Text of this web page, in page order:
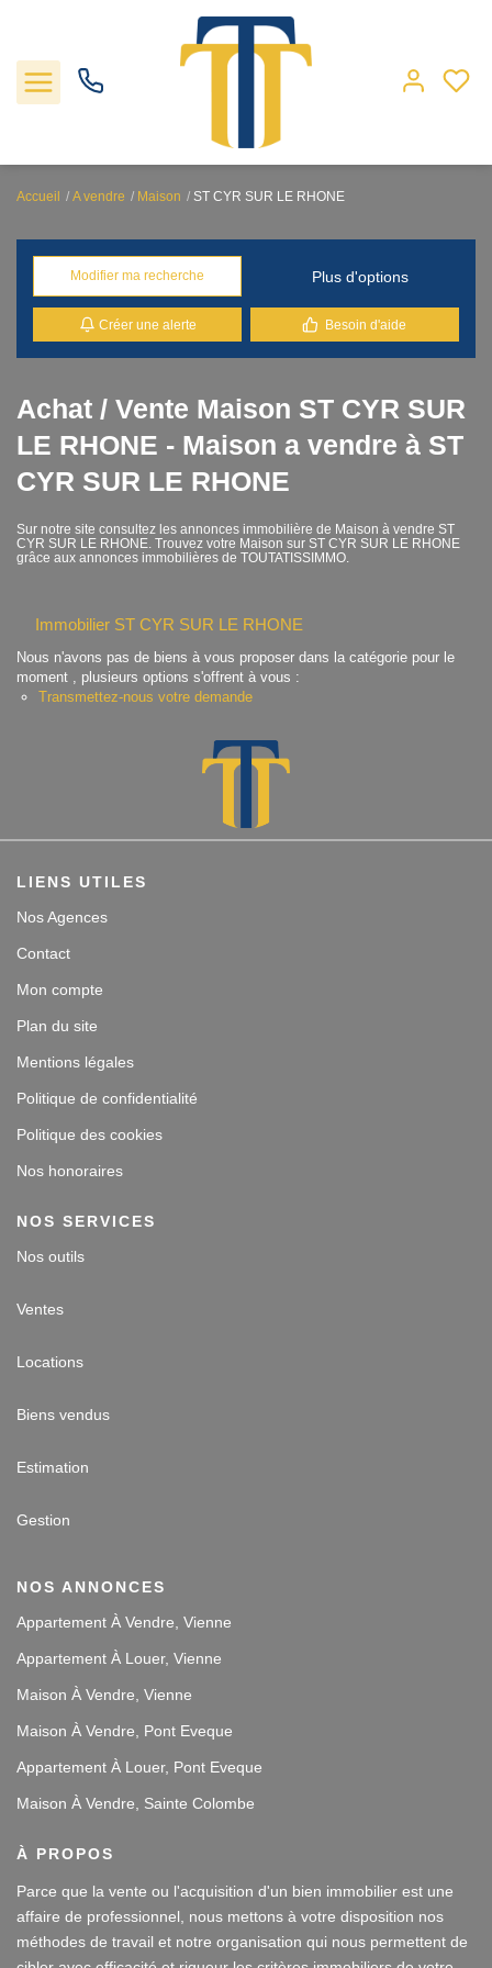
Locations
Gestion
Nos agences
Estimation
Contact
Accueil A vendre Maison ST CYR SUR LE RHONE
Modifier ma recherche Plus d'options
Créer une alerte Besoin d'aide
Achat / Vente Maison ST CYR SUR
LE RHONE - Maison a vendre à ST
CYR SUR LE RHONE
Sur notre site consultez les annonces immobilière de Maison à vendre ST
CYR SUR LE RHONE. Trouvez votre Maison sur ST CYR SUR LE RHONE
grâce aux annonces immobilières de TOUTATISSIMMO.
Immobilier ST CYR SUR LE RHONE
Nous n'avons pas de biens à vous proposer dans la catégorie pour le
moment , plusieurs options s'offrent à vous :
Transmettez-nous votre demande
LIENS UTILES
Nos Agences
Contact
Mon compte
Plan du site
Mentions légales
Politique de confidentialité
Politique des cookies
Nos honoraires
NOS SERVICES
Nos outils
Ventes
Locations
Biens vendus
Estimation
Gestion
NOS ANNONCES
Appartement À Vendre, Vienne
Appartement À Louer, Vienne
Maison À Vendre, Vienne
Maison À Vendre, Pont Eveque
Appartement À Louer, Pont Eveque
Maison À Vendre, Sainte Colombe
À PROPOS
Parce que la vente ou l'acquisition d'un bien immobilier est une
affaire de professionnel, nous mettons à votre disposition nos
méthodes de travail et notre organisation qui nous permettent de